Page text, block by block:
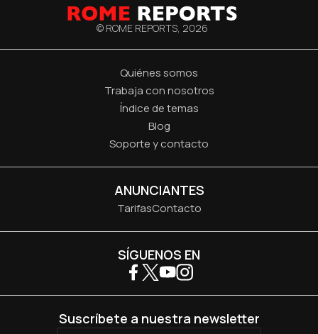
© ROME REPORTS, 2026
Quiénes somos
Trabaja con nosotros
Índice de temas
Blog
Soporte y contacto
ANUNCIANTES
TarifasContacto
SÍGUENOS EN
Suscríbete a nuestra newsletter